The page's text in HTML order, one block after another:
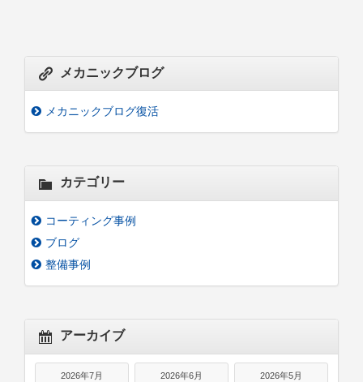
メカニックブログ
メカニックブログ復活
カテゴリー
コーティング事例
ブログ
整備事例
アーカイブ
2026年7月 2026年6月 2026年5月